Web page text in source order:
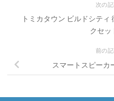
次の
トミカタウン ビルドシティ
クセッ
前の
スマートスピーカ